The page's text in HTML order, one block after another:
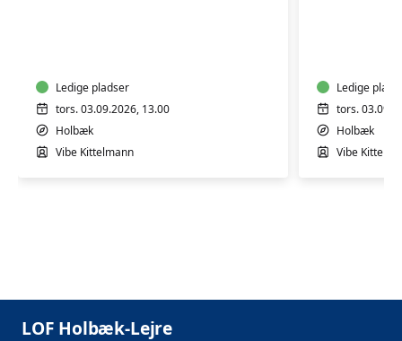
Ledige pladser
tors. 03.09.2026, 13.00
Holbæk
Vibe Kittelmann
Ledige
tors.
Holbæk
Vibe
LOF Holbæk-Lejre